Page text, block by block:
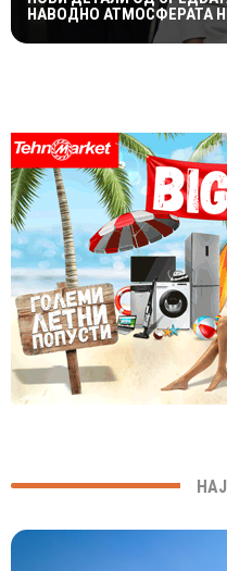
НАВОДНО АТМОСФЕРАТА
ШТО СЕ ОЧЕКУВАШЕ